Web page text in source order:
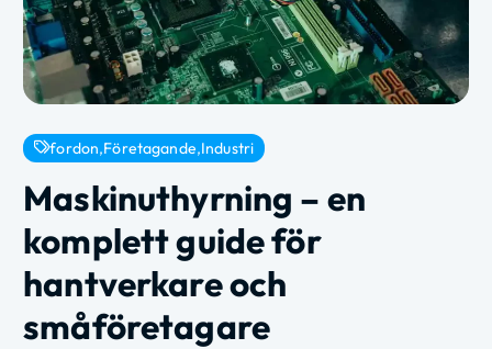
fordon,Företagande,Industri
Maskinuthyrning – en
komplett guide för
hantverkare och
småföretagare